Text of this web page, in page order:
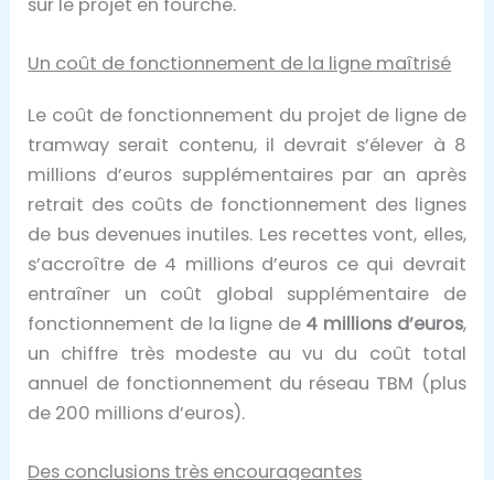
Un coût de fonctionnement de la ligne maîtrisé
Le coût de fonctionnement du projet de ligne de
tramway serait contenu, il devrait s’élever à 8
millions d’euros supplémentaires par an après
retrait des coûts de fonctionnement des lignes
de bus devenues inutiles. Les recettes vont, elles,
s’accroître de 4 millions d’euros ce qui devrait
entraîner un coût global supplémentaire de
fonctionnement de la ligne de 4 millions d’euros,
un chiffre très modeste au vu du coût total
annuel de fonctionnement du réseau TBM (plus
de 200 millions d’euros).
Des conclusions très encourageantes